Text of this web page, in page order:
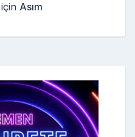
için Asım